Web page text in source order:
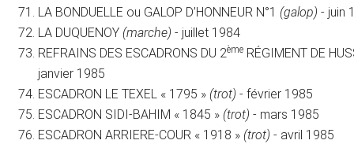
LA BONDUELLE ou GALOP D’HONNEUR N°1 (galop) - juin
LA DUQUENOY (marche) - juillet 1984
REFRAINS DES ESCADRONS DU 2ème RÉGIMENT DE
janvier 1985
ESCADRON LE TEXEL « 1795 » (trot) - février 1985
ESCADRON SIDI-BAHIM « 1845 » (trot) - mars 1985
ESCADRON ARRIERE-COUR « 1918 » (trot) - avril 1985